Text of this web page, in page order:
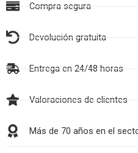
Compra segura
Devolución gratuita
Entrega en 24/48 horas
Valoraciones de clientes
Más de 70 años en el